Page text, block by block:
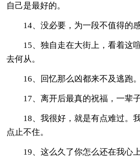
自己是最好的。
14、没必要，为一段不值得的
15、独自走在大街上，看着这
去何从。
16、回忆那么凶都来不及逃跑。
17、离开后最真的祝福，一辈
18、我很好，就是有点难过。
点止不住。
19、这么久了你怎么还在我心上